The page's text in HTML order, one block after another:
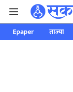
Epaper ताज्या